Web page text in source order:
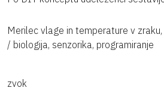
Merilec vlage in temperature v
/ biologija, senzorika, programiranje
zvok